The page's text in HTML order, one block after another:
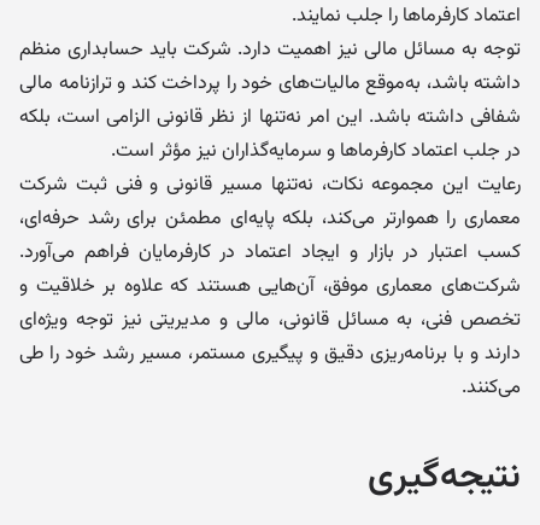
اعتماد کارفرماها را جلب نمایند.
توجه به مسائل مالی نیز اهمیت دارد. شرکت باید حسابداری منظم
داشته باشد، به‌موقع مالیات‌های خود را پرداخت کند و ترازنامه مالی
شفافی داشته باشد. این امر نه‌تنها از نظر قانونی الزامی است، بلکه
در جلب اعتماد کارفرماها و سرمایه‌گذاران نیز مؤثر است.
رعایت این مجموعه نکات، نه‌تنها مسیر قانونی و فنی ثبت شرکت
معماری را هموارتر می‌کند، بلکه پایه‌ای مطمئن برای رشد حرفه‌ای،
کسب اعتبار در بازار و ایجاد اعتماد در کارفرمایان فراهم می‌آورد.
شرکت‌های معماری موفق، آن‌هایی هستند که علاوه بر خلاقیت و
تخصص فنی، به مسائل قانونی، مالی و مدیریتی نیز توجه ویژه‌ای
دارند و با برنامه‌ریزی دقیق و پیگیری مستمر، مسیر رشد خود را طی
می‌کنند.
نتیجه‌گیری